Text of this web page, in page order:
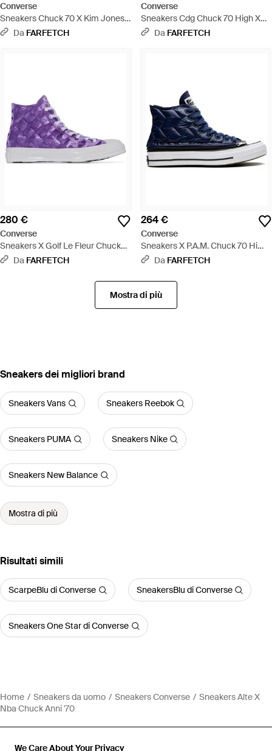
We Care About Your Privacy
Converse
Sneakers Chuck 70 X Kim Jones -
Multicolore
Da FARFETCH
Converse
Sneakers Cdg Chuck 70 High X
Comme Des Garçons - Blu
Da FARFETCH
280 €
Converse
Sneakers X Golf Le Fleur Chuck
Taylor 70 - Viola
Da FARFETCH
264 €
Converse
Sneakers X P.A.M. Chuck 70 Hi
Mutation - Blu
Da FARFETCH
Mostra di più
‪Sneakers‬ dei migliori brand
Sneakers Vans Sneakers Reebok
Sneakers PUMA Sneakers Nike
Sneakers New Balance
Mostra di più
Risultati simili
ScarpeBlu di Converse SneakersBlu di Converse
Sneakers One Star di Converse
Home Sneakers da uomo Sneakers Converse
Sneakers Alte X
Nba Chuck Anni '70